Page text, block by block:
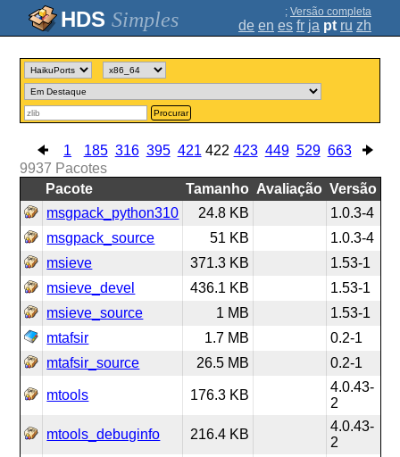
Simples ; Versão completa
de en es fr ja pt ru zh
Procurar
1 185 316 395 421 422 423 449 529 663
9937 Pacotes
Pacote
Tamanho Avaliação Versão
msgpack_python310
24.8 KB
1.0.3-4
msgpack_source
51 KB
1.0.3-4
msieve
371.3 KB
1.53-1
msieve_devel
436.1 KB
1.53-1
msieve_source
1 MB
1.53-1
mtafsir
1.7 MB
0.2-1
mtafsir_source
26.5 MB 0.2-1
mtools 176.3 KB
4.0.43-
2
mtools_debuginfo 216.4 KB
4.0.43-
2